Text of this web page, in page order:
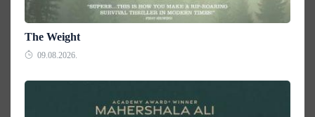
The Weight
09.08.2026.